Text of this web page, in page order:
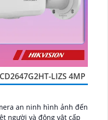
LIZS 4MP
an ninh hình ảnh đến
người và động vật cấp